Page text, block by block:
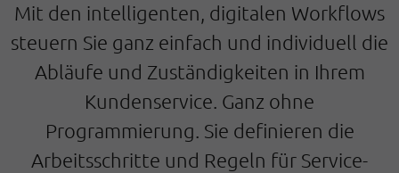
Mit den intelligenten, digitalen Workflows
steuern Sie ganz einfach und individuell die
Abläufe und Zuständigkeiten in Ihrem
Kundenservice. Ganz ohne
Programmierung. Sie definieren die
Arbeitsschritte und Regeln für Service-